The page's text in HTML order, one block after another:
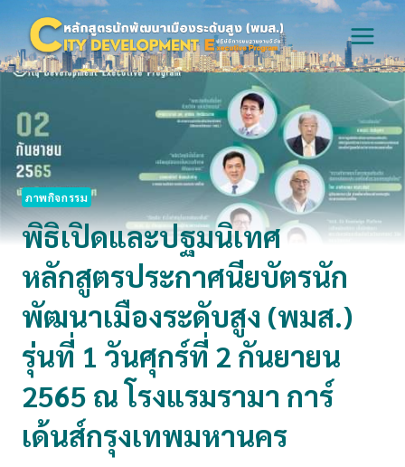
content
ภาพกิจกรรม
พิธิเปิดและปฐมนิเทศ
หลักสูตรประกาศนียบัตรนัก
พัฒนาเมืองระดับสูง (พมส.)
รุ่นที่ 1 วันศุกร์ที่ 2 กันยายน
2565 ณ โรงแรมรามา การ์
เด้นส์กรุงเทพมหานคร